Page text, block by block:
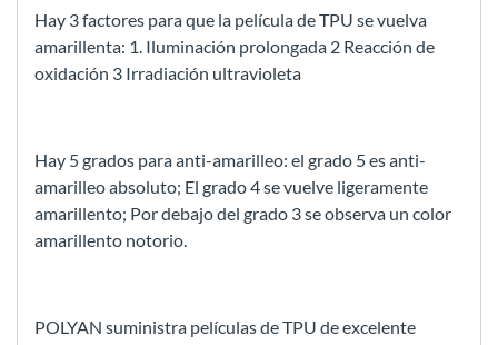
Hay 3 factores para que la película de TPU se vuelva
amarillenta: 1. Iluminación prolongada 2 Reacción de
oxidación 3 Irradiación ultravioleta
Hay 5 grados para anti-amarilleo: el grado 5 es anti-
amarilleo absoluto; El grado 4 se vuelve ligeramente
amarillento; Por debajo del grado 3 se observa un color
amarillento notorio.
POLYAN suministra películas de TPU de excelente